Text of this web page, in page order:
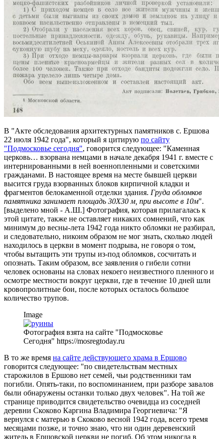
В "Акте обследования архитектурных памятников с. Ершова
22 июля 1942 года", который я цитирую по сайту
"Подмосковье сегодня", говорится следующее: "Каменная
церковь… взорвана немцами в начале декабря 1941 г. вместе с
интернированными в ней военнопленными и советскими
гражданами. В настоящее время на месте бывшей церкви
высится груда взорванных блоков кирпичной кладки и
фрагментов белокаменной отделки здания. Груда обломков
памятника занимает площадь 30X30 м, при высоте в 10м".
[выделено мной - А.Ш.] Фотография, которая прилагалась к
этой цитате, также не оставляет никаких сомнений, что как
минимум до весны-лета 1942 года никто обломки не разбирал,
и следовательно, никоим образом не мог знать, сколько людей
находилось в церкви в момент подрыва, не говоря о том,
чтобы вытащить эти трупы из-под обломков, сосчитать и
опознать. Таким образом, все заявления о гибели сотни
человек основаны на словах некоего неизвестного пленного и
осмотре местности вокруг церкви, где в течение 10 дней шли
кровопролитные бои, после которых осталось большое
количество трупов.
Image
Фотография взята на сайте "Подмосковье
Сегодня" https://mosregtoday.ru
В то же время на сайте действующего храма в Ершово
говорится следующее: "по свидетельствам местных
старожилов в Ершово нет семей, чьи родственники там
погибли. Опять-таки, по воспоминанием, при разборе завалов
были обнаружены останки только двух человек". На той же
странице приводится свидетельство очевидца из соседней
деревни Скоково Каргина Владимира Георгиевича: "Я
вернулся с матерью в Скоково весной 1942 года, всего тремя
месяцами позже, и точно знаю, что ни один деревенский
житель в Ершовской церкви не погиб. Об этом никогда в